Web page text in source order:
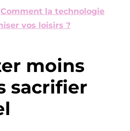
Comment la technologie
vos loisirs ?
moins
sacrifier